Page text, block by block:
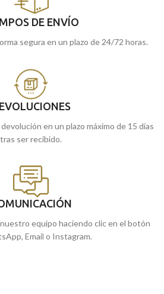
DE ENVÍO
segura en un plazo de 24/72 horas.
en un plazo máximo de 15 días
tras ser recibido.
equipo haciendo clic en el botón
Email o Instagram.